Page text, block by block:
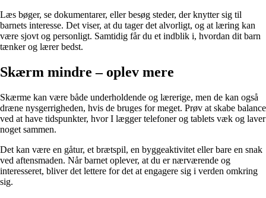
Læs bøger, se dokumentarer, eller besøg steder, der knytter sig til
barnets interesse. Det viser, at du tager det alvorligt, og at læring kan
være sjovt og personligt. Samtidig får du et indblik i, hvordan dit barn
tænker og lærer bedst.
Skærm mindre – oplev mere
Skærme kan være både underholdende og lærerige, men de kan også
dræne nysgerrigheden, hvis de bruges for meget. Prøv at skabe balance
ved at have tidspunkter, hvor I lægger telefoner og tablets væk og laver
noget sammen.
Det kan være en gåtur, et brætspil, en byggeaktivitet eller bare en snak
ved aftensmaden. Når barnet oplever, at du er nærværende og
interesseret, bliver det lettere for det at engagere sig i verden omkring
sig.